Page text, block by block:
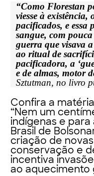
“Como Florestan
viesse à existência,
pacificados, e essa
sangue, com
guerra que visava
ao ritual de
pacificadora, a
e de almas, motor
Sztutman, no livro
Confira a
“Nem um
indígenas e
Brasil de
criação de
conservação e
incentiva
ao aquecimento